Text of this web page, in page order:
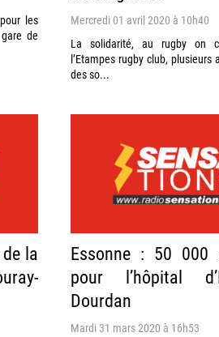
les
de
Mercredi 01 avril 2020 à 10h40
La solidarité, au rugby on
l’Etampes rugby club, plusieurs
des so...
de la
Essonne : 50 000
pour l’hôpital
Dourdan
Mardi 31 mars 2020 à 16h53